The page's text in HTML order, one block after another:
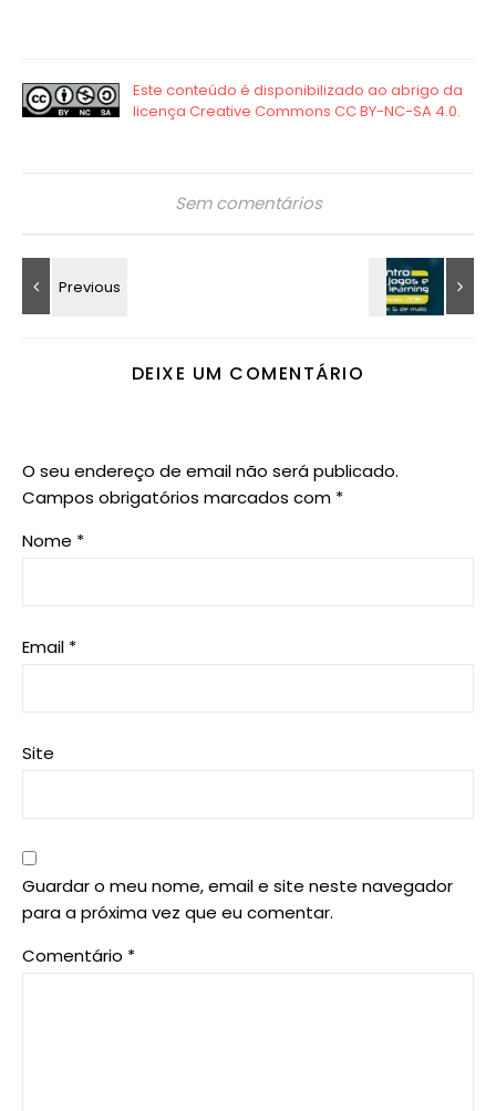
Sem comentários
DEIXE UM COMENTÁRIO
O seu endereço de email não será publicado.
Campos obrigatórios marcados com *
Nome *
Email *
Site
Guardar o meu nome, email e site neste navegador
para a próxima vez que eu comentar.
Comentário *